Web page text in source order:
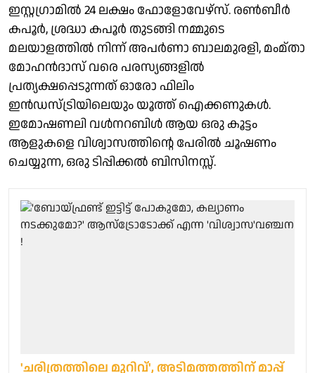
ഇസ്റ്റഗ്രാമിൽ 24 ലക്ഷം ഫോളോവേഴ്സ്. രൺബീർ
കപൂർ, ശ്രദ്ധാ കപൂർ തുടങ്ങി നമ്മുടെ
മലയാളത്തിൽ നിന്ന് അപർണാ ബാലമുരളി, മംമ്താ
മോഹൻദാസ് വരെ പരസ്യങ്ങളിൽ
പ്രത്യക്ഷപ്പെടുന്നത് ഓരോ ഫിലിം
ഇൻഡസ്ട്രിയിലെയും യൂത്ത് ഐക്കണുകൾ.
ഇമോഷണലി വൾനറബിൾ ആയ ഒരു കൂട്ടം
ആളുകളെ വിശ്വാസത്തിന്റെ പേരിൽ ചൂഷണം
ചെയ്യുന്ന, ഒരു ടിപ്പിക്കൽ ബിസിനസ്സ്.
'ചരിത്രത്തിലെ മുറിവ്', അടിമത്തത്തിന് മാപ്പ്